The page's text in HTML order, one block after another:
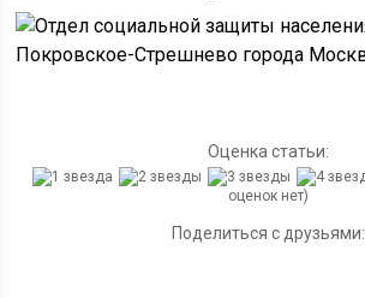
Оценка статьи:
оценок нет)
Поделиться с друзьями: